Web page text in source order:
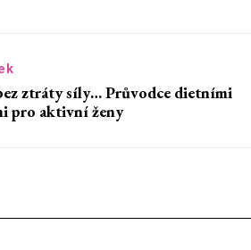
ztráty síly… Průvodce dietními
pro aktivní ženy